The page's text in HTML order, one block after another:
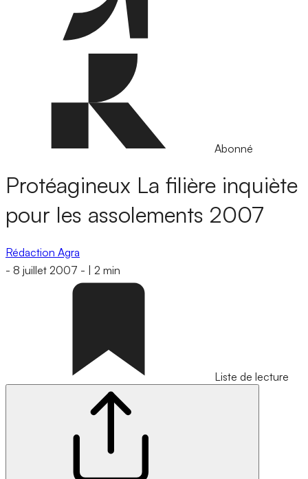
Abonné
Protéagineux La filière inquiète
pour les assolements 2007
Rédaction Agra
- 8 juillet 2007 - 2 min
Liste de lecture